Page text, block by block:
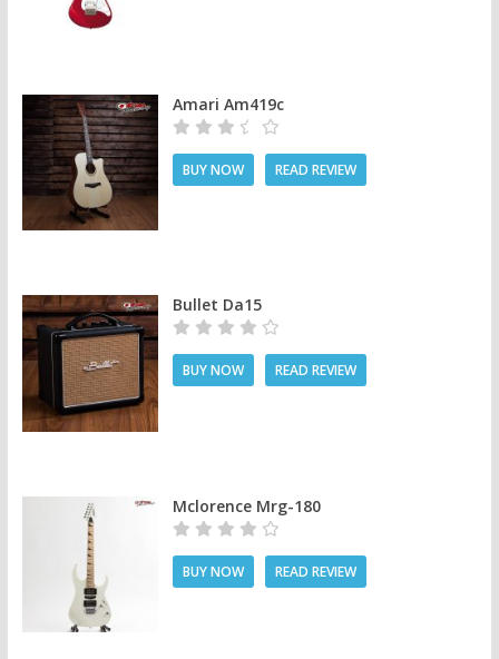
Amari Am419c
BUY NOW READ REVIEW
Bullet Da15
BUY NOW READ REVIEW
Mclorence Mrg-180
BUY NOW READ REVIEW